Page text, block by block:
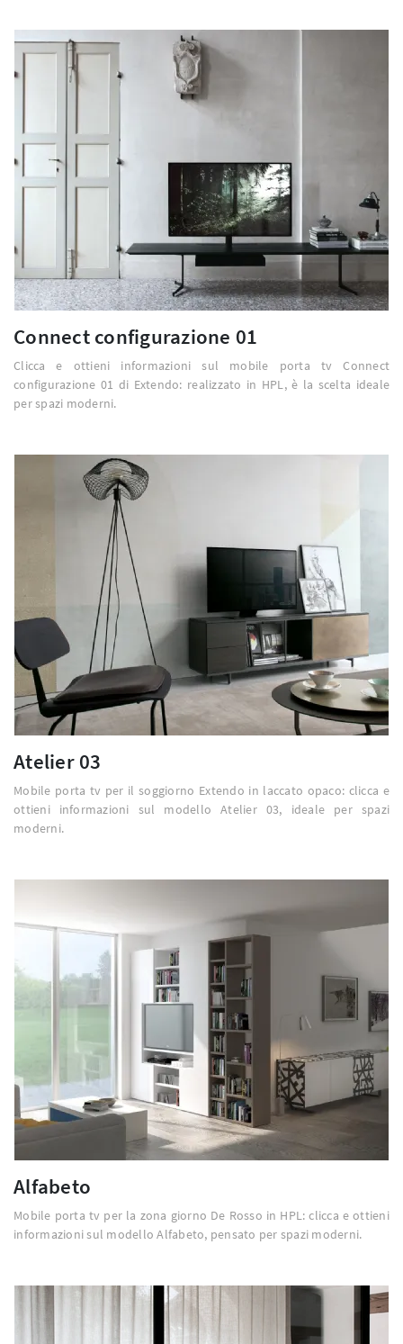
Connect configurazione 01
Clicca e ottieni informazioni sul mobile porta tv Connect
configurazione 01 di Extendo: realizzato in HPL, è la scelta ideale
per spazi moderni.
Atelier 03
Mobile porta tv per il soggiorno Extendo in laccato opaco: clicca e
ottieni informazioni sul modello Atelier 03, ideale per spazi
moderni.
Alfabeto
Mobile porta tv per la zona giorno De Rosso in HPL: clicca e ottieni
informazioni sul modello Alfabeto, pensato per spazi moderni.